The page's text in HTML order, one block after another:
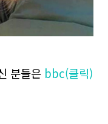
분들은 bbc(클릭)